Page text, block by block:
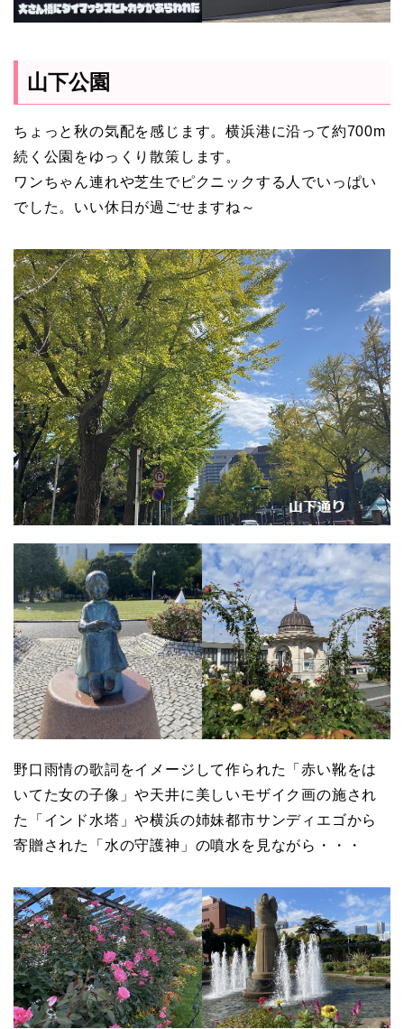
山下公園
ちょっと秋の気配を感じます。横浜港に沿って約700m
続く公園をゆっくり散策します。
ワンちゃん連れや芝生でピクニックする人でいっぱい
でした。いい休日が過ごせますね～
野口雨情の歌詞をイメージして作られた「赤い靴をは
いてた女の子像」や天井に美しいモザイク画の施され
た「インド水塔」や横浜の姉妹都市サンディエゴから
寄贈された「水の守護神」の噴水を見ながら・・・